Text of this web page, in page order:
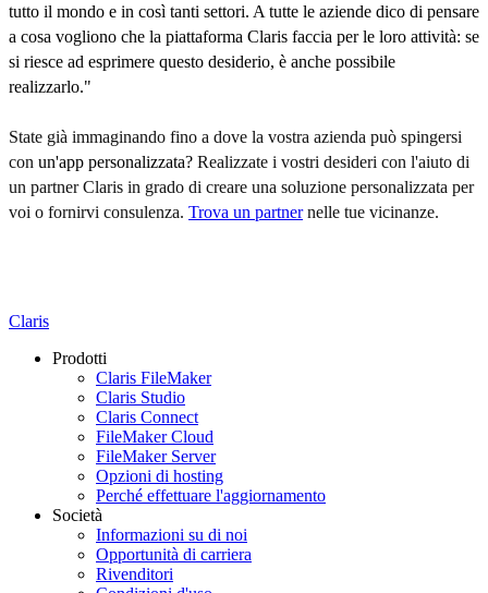
tutto il mondo e in così tanti settori. A tutte le aziende dico di pensare
a cosa vogliono che la piattaforma Claris faccia per le loro attività: se
si riesce ad esprimere questo desiderio, è anche possibile
realizzarlo."
State già immaginando fino a dove la vostra azienda può spingersi
con un'app personalizzata? Realizzate i vostri desideri con l'aiuto di
un partner Claris in grado di creare una soluzione personalizzata per
voi o fornirvi consulenza. Trova un partner nelle tue vicinanze.
Claris
Prodotti
Claris FileMaker
Claris Studio
Claris Connect
FileMaker Cloud
FileMaker Server
Opzioni di hosting
Perché effettuare l'aggiornamento
Società
Informazioni su di noi
Opportunità di carriera
Rivenditori